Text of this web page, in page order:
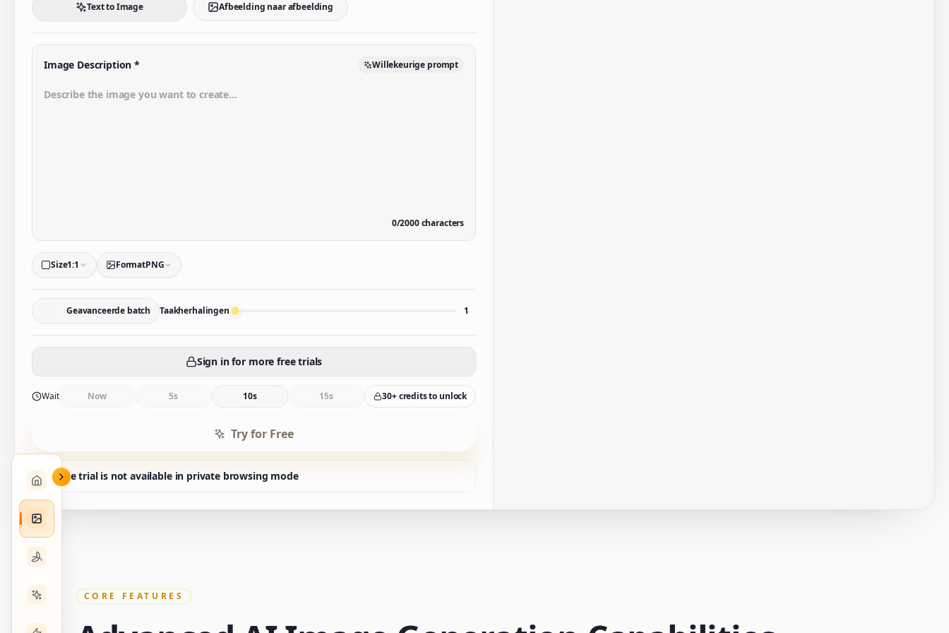
Text to Image Afbeelding naar afbeelding
Image Description * Willekeurige prompt
0/2000characters
Size1:1 FormatPNG
Geavanceerde batch Taakherhalingen 1
Sign in for more free trials
Wait Now 5s 10s 15s 30+ credits to unlock
Try for Free
Free trial is not available in private browsing mode
CORE FEATURES